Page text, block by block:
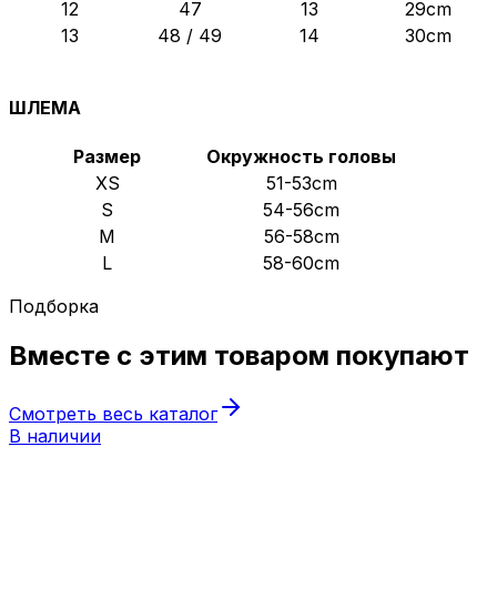
12 47 13
29cm
13
48 / 49 14 30cm
ШЛЕМА
Размер
Окружность головы
XS
51-53cm
S
54-56cm
M
56-58cm
L
58-60cm
Подборка
Вместе с этим товаром покупают
Смотреть весь каталог
В наличии